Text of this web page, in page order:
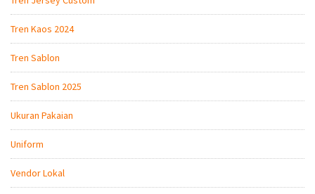
Tren Kaos 2024
Tren Sablon
Tren Sablon 2025
Ukuran Pakaian
Uniform
Vendor Lokal